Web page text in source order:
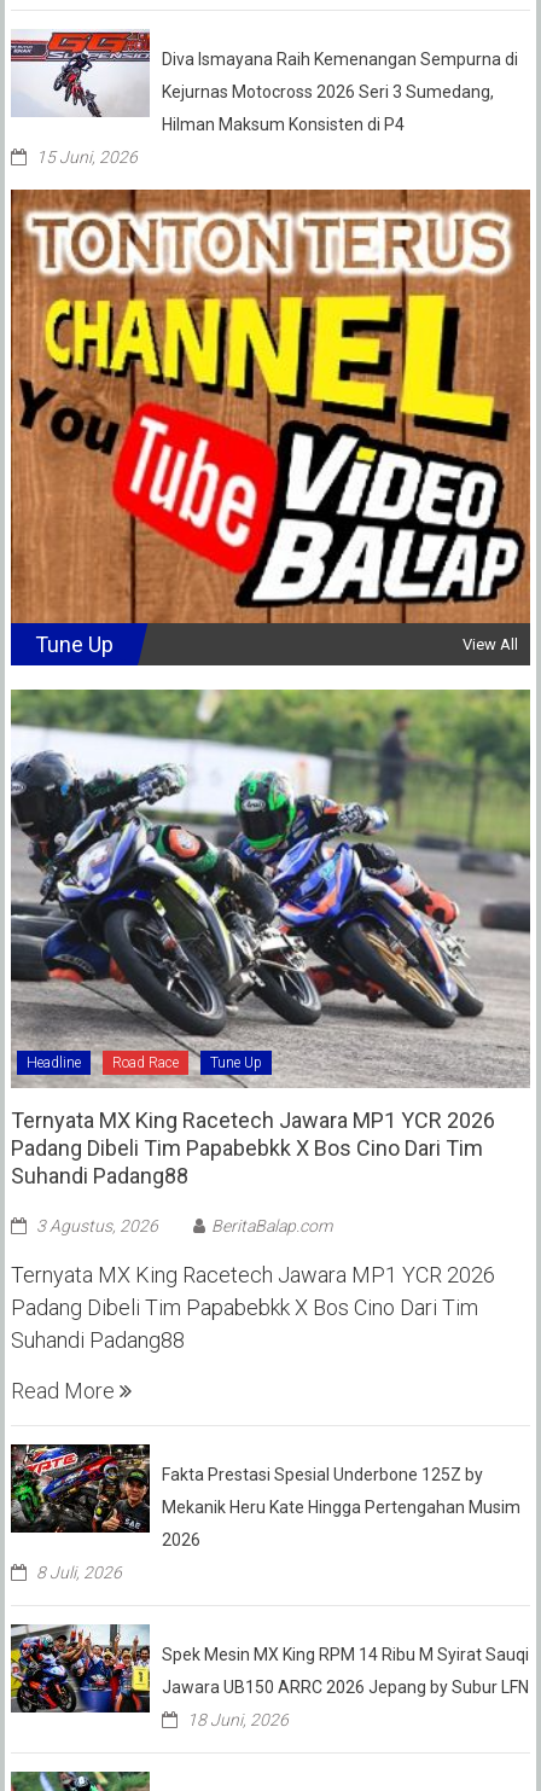
Diva Ismayana Raih Kemenangan Sempurna di
Kejurnas Motocross 2026 Seri 3 Sumedang,
Hilman Maksum Konsisten di P4
15 Juni, 2026
Tune Up View All
Headline Road Race Tune Up
Ternyata MX King Racetech Jawara MP1 YCR 2026
Padang Dibeli Tim Papabebkk X Bos Cino Dari Tim
Suhandi Padang88
3 Agustus, 2026 BeritaBalap.com
Ternyata MX King Racetech Jawara MP1 YCR 2026
Padang Dibeli Tim Papabebkk X Bos Cino Dari Tim
Suhandi Padang88
Read More
Fakta Prestasi Spesial Underbone 125Z by
Mekanik Heru Kate Hingga Pertengahan Musim
2026
8 Juli, 2026
Spek Mesin MX King RPM 14 Ribu M Syirat Sauqi
Jawara UB150 ARRC 2026 Jepang by Subur LFN
18 Juni, 2026